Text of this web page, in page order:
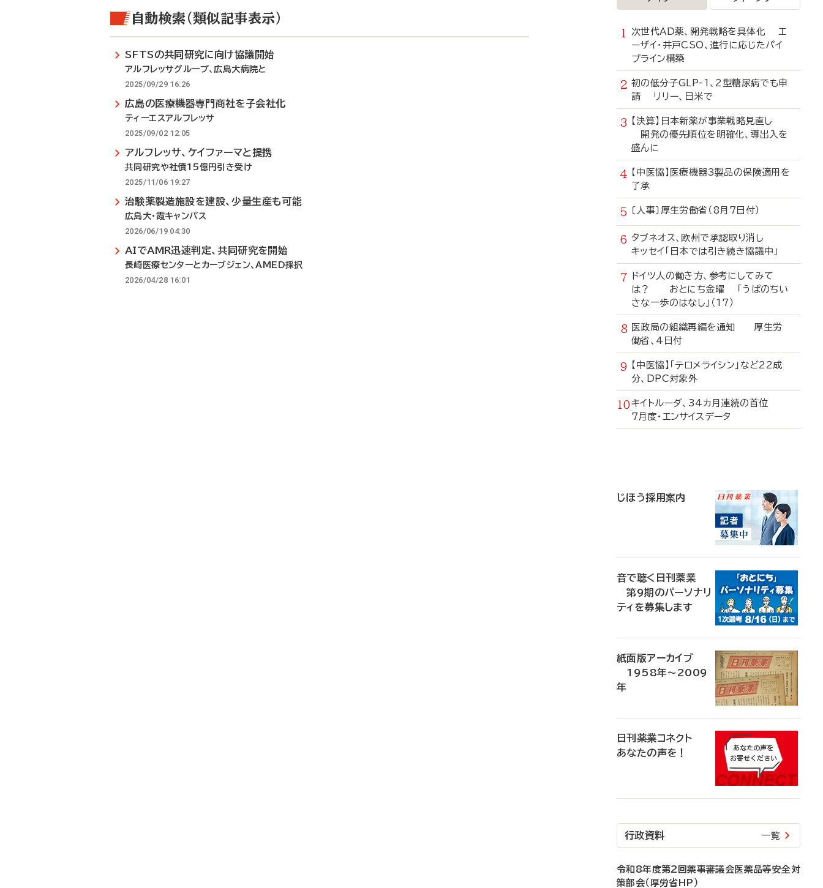
自動検索（類似記事表示）
SFTSの共同研究に向け協議開始
アルフレッサグループ、広島大病院と
2025/09/29 16:26
広島の医療機器専門商社を子会社化
ティーエスアルフレッサ
2025/09/02 12:05
アルフレッサ、ケイファーマと提携
共同研究や社債15億円引き受け
2025/11/06 19:27
治験薬製造施設を建設、少量生産も可能
広島大・霞キャンパス
2026/06/19 04:30
AIでAMR迅速判定、共同研究を開始
長崎医療センターとカーブジェン、AMED採択
2026/04/28 16:01
次世代AD薬、開発戦略を具体化 エ
ーザイ・井戸CSO、進行に応じたパイ
プライン構築
初の低分子GLP-1、2型糖尿病でも申
請 リリー、日米で
【決算】日本新薬が事業戦略見直し
開発の優先順位を明確化、導出入を
盛んに
【中医協】医療機器3製品の保険適用を
了承
〔人事〕厚生労働省（8月7日付）
タブネオス、欧州で承認取り消し
キッセイ「日本では引き続き協議中」
ドイツ人の働き方、参考にしてみて
は？ おとにち金曜 「うぱのちい
さな一歩のはなし」（17）
医政局の組織再編を通知 厚生労
働省、4日付
【中医協】「テロメライシン」など22成
分、DPC対象外
キイトルーダ、34カ月連続の首位
7月度・エンサイスデータ
じほう採用案内
音で聴く日刊薬業
第9期のパーソナリ
ティを募集します
紙面版アーカイブ
1958年～2009
年
日刊薬業コネクト
あなたの声を！
行政資料 一覧
令和8年度第2回薬事審議会医薬品等安全対
策部会（厚労省HP）